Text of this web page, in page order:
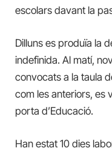
escolars davant la
Dilluns es produïa la
indefinida. Al matí,
convocats a la taula
com les anteriors, es
porta d’Educació.
Han estat 10 dies